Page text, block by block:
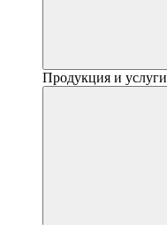
Продукция и услуги